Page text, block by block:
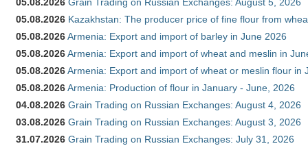
05.08.2026 Grain Trading on Russian Exchanges: August 5, 2026
05.08.2026 Kazakhstan: The producer price of fine flour from
05.08.2026Armenia: Export and import of barley in June 2026
05.08.2026Armenia: Export and import of wheat and meslin in
05.08.2026Armenia: Export and import of wheat or meslin flour in
05.08.2026Armenia: Production of flour in January - June, 2026
04.08.2026 Grain Trading on Russian Exchanges: August 4, 2026
03.08.2026 Grain Trading on Russian Exchanges: August 3, 2026
31.07.2026 Grain Trading on Russian Exchanges: July 31, 2026